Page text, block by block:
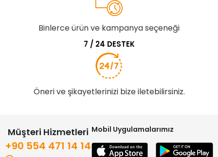
Binlerce ürün ve kampanya seçeneği
7 / 24 DESTEK
Öneri ve şikayetlerinizi bize iletebilirsiniz.
Müşteri Hizmetleri
+90 554 471 14 14
Mobil Uygulamalarımız